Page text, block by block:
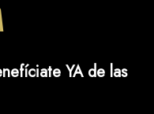
YA de las